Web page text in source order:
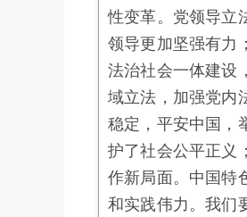
性变革。党领导立
领导更加坚强有力
法治社会一体建设
域立法，加强党内
稳定，平安中国，
护了社会公平正义
作新局面。中国特
和实践伟力。我们